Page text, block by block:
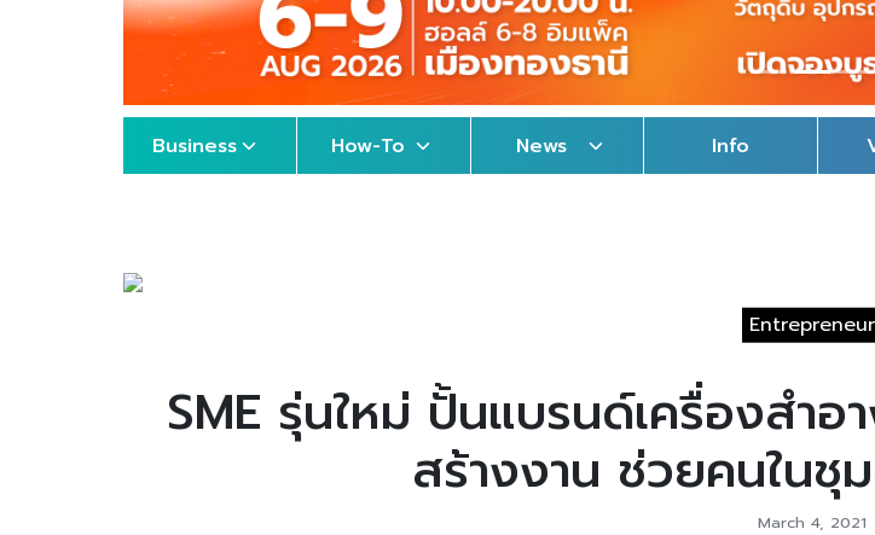
Business How-To News Info
Entrepreneur
SME รุ่นใหม่ ปั้นแบรนด์เครื่องสำอ
สร้างงาน ช่วยคนในชุ
March 4, 2021